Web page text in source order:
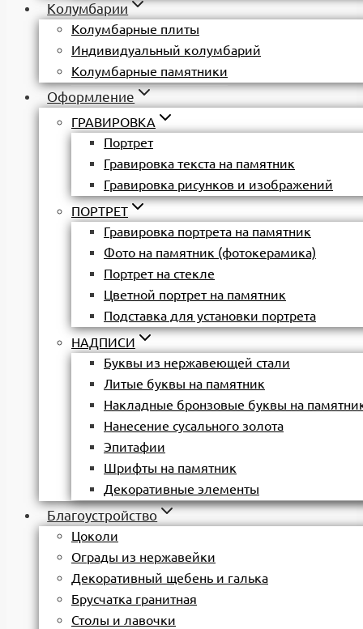
Колумбарии
Колумбарные плиты
Индивидуальный колумбарий
Колумбарные памятники
Оформление
ГРАВИРОВКА
Портрет
Гравировка текста на памятник
Гравировка рисунков и изображений
ПОРТРЕТ
Гравировка портрета на памятник
Фото на памятник (фотокерамика)
Портрет на стекле
Цветной портрет на памятник
Подставка для установки портрета
НАДПИСИ
Буквы из нержавеющей стали
Литые буквы на памятник
Накладные бронзовые буквы на
Нанесение сусального золота
Эпитафии
Шрифты на памятник
Декоративные элементы
Благоустройство
Цоколи
Ограды из нержавейки
Декоративный щебень и галька
Брусчатка гранитная
Столы и лавочки